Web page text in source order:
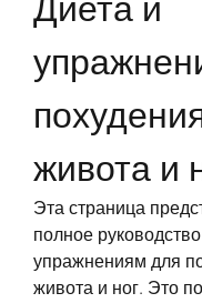
Диета и
живота и
Эта страница
полное
упражнениям для
живота и ног. Это